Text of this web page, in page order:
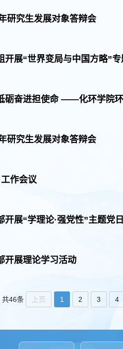
研究生发展对象答辩会
开展“世界变局与中国方略”
砺奋进担使命 ——化环学院
研究生发展对象答辩会
作会议
开展“学理论·强党性”主题党
开展理论学习活动
共46条 上页 1 2 3 4